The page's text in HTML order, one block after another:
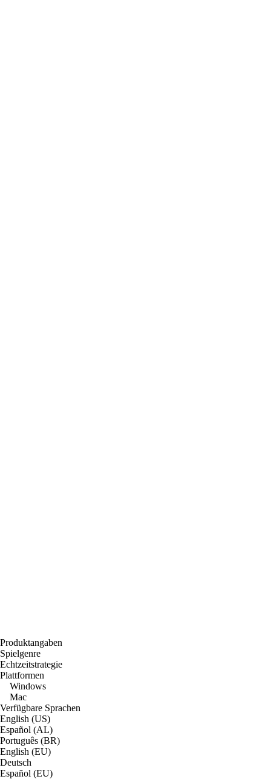
Produktangaben
Spielgenre
Echtzeitstrategie
Plattformen
Windows
Mac
Verfügbare Sprachen
English (US)
Español (AL)
Português (BR)
English (EU)
Deutsch
Español (EU)